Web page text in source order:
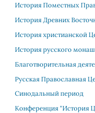
История Поместных
История Древних
История христианской
История русского
Благотворительная
Русская Православная
Синодальный период
Конференция "История